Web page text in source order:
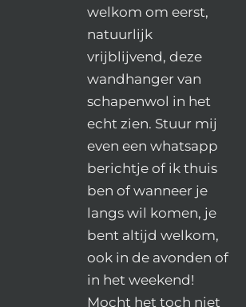
welkom om eerst,
natuurlijk
vrijblijvend, deze
wandhanger van
schapenwol in het
echt zien. Stuur mij
even een whatsapp
berichtje of ik thuis
ben of wanneer je
langs wil komen, je
bent altijd welkom,
ook in de avonden of
in het weekend!
Mocht het toch niet